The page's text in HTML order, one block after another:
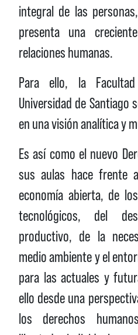
integral de las personas
presenta una
relaciones humanas.
Para ello, la
Universidad de Santiago
en unavisión analítica y
Es así como el nuevo
sus aulas hace frente
economía abierta, de
tecnológicos, del
productivo, de la
medio ambiente y el
para las actuales y
ello desde una
los derechos